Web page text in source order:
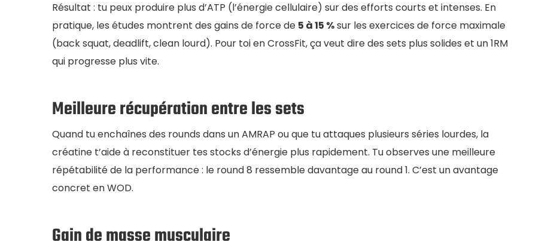
Résultat : tu peux produire plus d’ATP (l’énergie cellulaire) sur des efforts courts et intenses. En
pratique, les études montrent des gains de force de 5 à 15 %sur les exercices de force maximale
(back squat, deadlift, clean lourd). Pour toi en CrossFit, ça veut dire des sets plus solides et un 1RM
qui progresse plus vite.
Meilleure récupération entre les sets
Quand tu enchaînes des rounds dans un AMRAP ou que tu attaques plusieurs séries lourdes, la
créatine t’aide à reconstituer tes stocks d’énergie plus rapidement. Tu observes une meilleure
répétabilité de la performance : le round 8 ressemble davantage au round 1. C’est un avantage
concret en WOD.
Gain de masse musculaire